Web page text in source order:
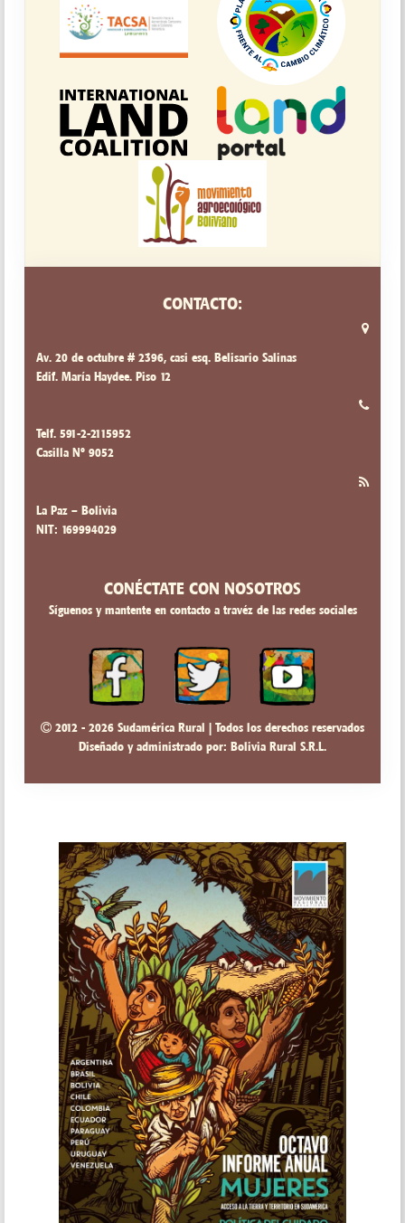
CONTACTO:
Av. 20 de octubre # 2396, casi esq. Belisario Salinas
Edif. María Haydee. Piso 12
Telf. 591-2-2115952
Casilla Nº 9052
La Paz – Bolivia
NIT: 169994029
CONÉCTATE CON NOSOTROS
Síguenos y mantente en contacto a travéz de las redes sociales
2012 - 2026 Sudamérica Rural | Todos los derechos reservados
Diseñado y administrado por: Bolivia Rural S.R.L.